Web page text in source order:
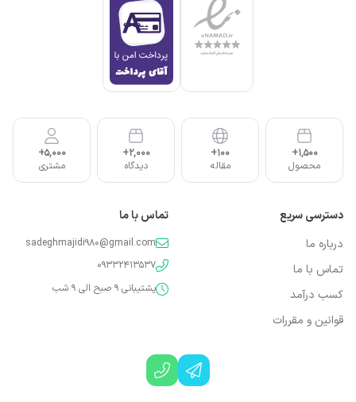
1,500+
محصول
100+
مقاله
2,000+
دیدگاه
5,000+
مشتری
دسترسی سریع
درباره ما
تماس با ما
کسب درآمد
قوانین و مقررات
تماس با ما
sadeghmajidi980@gmail.com
09332413537
پشتیبانی 9 صبح الی 9 شب